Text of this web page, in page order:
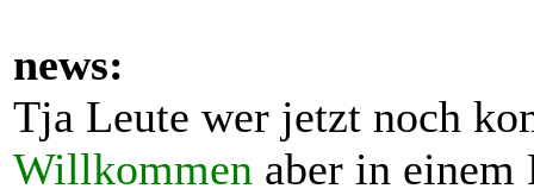
news:
Tja Leute wer jetzt noch
Willkommen aber in einem